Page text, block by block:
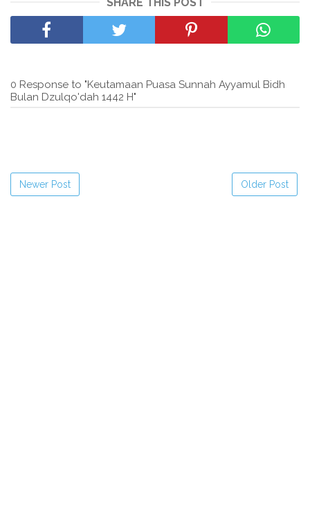
0 Response to "Keutamaan Puasa Sunnah Ayyamul Bidh
Bulan Dzulqo'dah 1442 H"
Newer Post Older Post